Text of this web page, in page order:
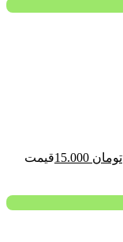
تومان
قیمت